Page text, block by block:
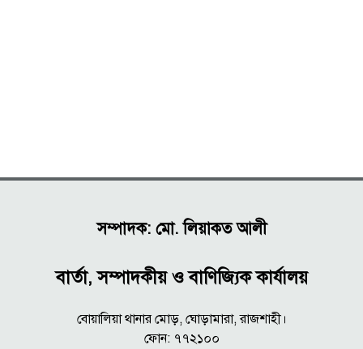
সম্পাদক: মো. লিয়াকত আলী
বার্তা, সম্পাদকীয় ও বাণিজ্যিক কার্যালয়
বোয়ালিয়া থানার মোড়, ঘোড়ামারা, রাজশাহী।
ফোন: ৭৭২১০০